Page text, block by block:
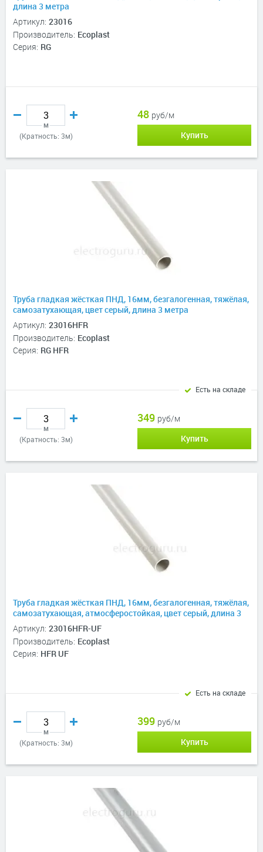
длина 3 метра
Артикул: 23016
Производитель: Ecoplast
Серия: RG
м
(Кратность: 3м)
48 руб/м
Купить
Труба гладкая жёсткая ПНД, 16мм, безгалогенная, тяжёлая,
самозатухающая, цвет серый, длина 3 метра
Артикул: 23016HFR
Производитель: Ecoplast
Серия: RG HFR
м
(Кратность: 3м)
349 руб/м
Купить
Есть на складе
Труба гладкая жёсткая ПНД, 16мм, безгалогенная, тяжёлая,
самозатухающая, атмосферостойкая, цвет серый, длина 3
метра
Артикул: 23016HFR-UF
Производитель: Ecoplast
Серия: HFR UF
м
(Кратность: 3м)
399 руб/м
Купить
Есть на складе